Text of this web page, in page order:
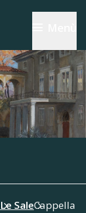
Le SaleCappella